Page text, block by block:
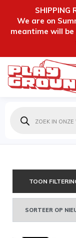
SHIPPING
We are on
meantime will
zoeken
TOON